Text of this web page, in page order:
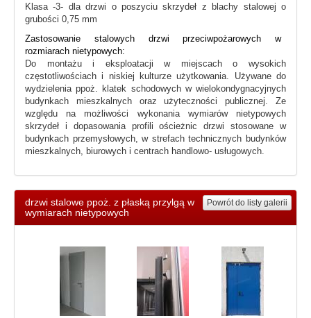
Klasa -3- dla drzwi o poszyciu skrzydeł z blachy stalowej o
grubości 0,75 mm
Zastosowanie stalowych drzwi przeciwpożarowych w
rozmiarach nietypowych:
Do montażu i eksploatacji w miejscach o wysokich
częstotliwościach i niskiej kulturze użytkowania. Używane do
wydzielenia ppoż. klatek schodowych w wielokondygnacyjnych
budynkach mieszkalnych oraz użyteczności publicznej. Ze
względu na możliwości wykonania wymiarów nietypowych
skrzydeł i dopasowania profili ościeżnic drzwi stosowane w
budynkach przemysłowych, w strefach technicznych budynków
mieszkalnych, biurowych i centrach handlowo- usługowych.
Powrót do listy galerii
drzwi stalowe ppoż. z płaską przylgą w
wymiarach nietypowych